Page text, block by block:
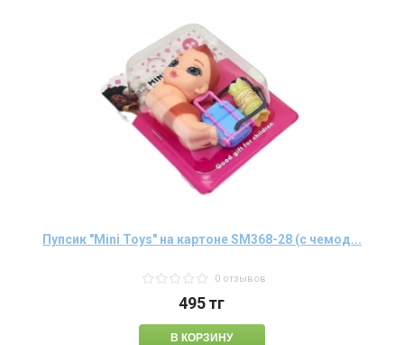
Пупсик "Mini Toys" на картоне SM368-28 (с чемод...
0 отзывов
495тг